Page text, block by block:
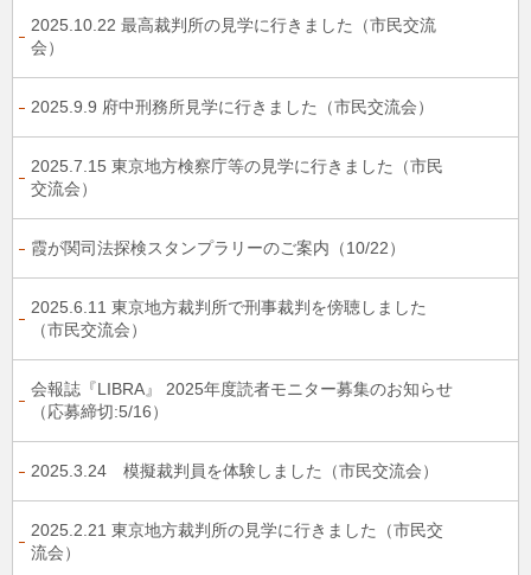
2025.10.22 最高裁判所の見学に行きました（市民交流
会）
2025.9.9 府中刑務所見学に行きました（市民交流会）
2025.7.15 東京地方検察庁等の見学に行きました（市民
交流会）
霞が関司法探検スタンプラリーのご案内（10/22）
2025.6.11 東京地方裁判所で刑事裁判を傍聴しました
（市民交流会）
会報誌『LIBRA』 2025年度読者モニター募集のお知らせ
（応募締切:5/16）
2025.3.24 模擬裁判員を体験しました（市民交流会）
2025.2.21 東京地方裁判所の見学に行きました（市民交
流会）